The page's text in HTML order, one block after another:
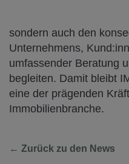
sondern auch den
Unternehmens,
umfassender Beratung
begleiten. Damit bleibt
eine der prägenden
Immobilienbranche.
← Zurück zu den News